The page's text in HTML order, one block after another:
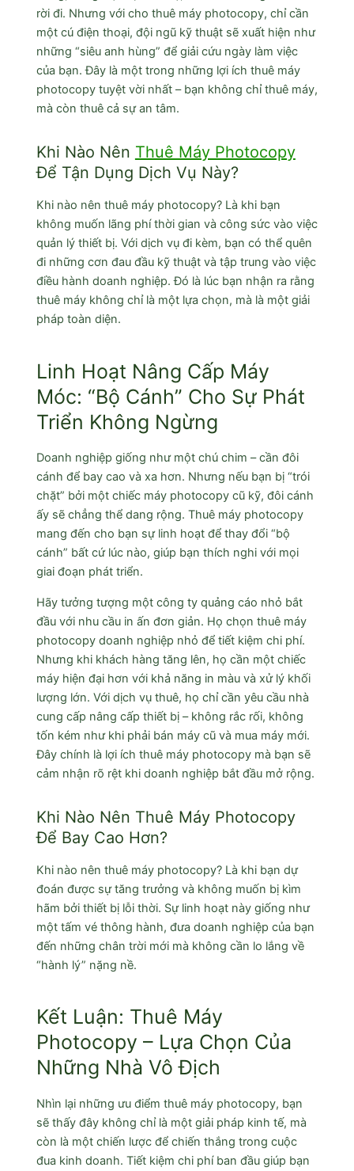
rời đi. Nhưng với cho thuê máy photocopy, chỉ cần
một cú điện thoại, đội ngũ kỹ thuật sẽ xuất hiện như
những “siêu anh hùng” để giải cứu ngày làm việc
của bạn. Đây là một trong những lợi ích thuê máy
photocopy tuyệt vời nhất – bạn không chỉ thuê máy,
mà còn thuê cả sự an tâm.
Khi Nào Nên Thuê Máy Photocopy
Để Tận Dụng Dịch Vụ Này?
Khi nào nên thuê máy photocopy? Là khi bạn
không muốn lãng phí thời gian và công sức vào việc
quản lý thiết bị. Với dịch vụ đi kèm, bạn có thể quên
đi những cơn đau đầu kỹ thuật và tập trung vào việc
điều hành doanh nghiệp. Đó là lúc bạn nhận ra rằng
thuê máy không chỉ là một lựa chọn, mà là một giải
pháp toàn diện.
Linh Hoạt Nâng Cấp Máy
Móc: “Bộ Cánh” Cho Sự Phát
Triển Không Ngừng
Doanh nghiệp giống như một chú chim – cần đôi
cánh để bay cao và xa hơn. Nhưng nếu bạn bị “trói
chặt” bởi một chiếc máy photocopy cũ kỹ, đôi cánh
ấy sẽ chẳng thể dang rộng. Thuê máy photocopy
mang đến cho bạn sự linh hoạt để thay đổi “bộ
cánh” bất cứ lúc nào, giúp bạn thích nghi với mọi
giai đoạn phát triển.
Hãy tưởng tượng một công ty quảng cáo nhỏ bắt
đầu với nhu cầu in ấn đơn giản. Họ chọn thuê máy
photocopy doanh nghiệp nhỏ để tiết kiệm chi phí.
Nhưng khi khách hàng tăng lên, họ cần một chiếc
máy hiện đại hơn với khả năng in màu và xử lý khối
lượng lớn. Với dịch vụ thuê, họ chỉ cần yêu cầu nhà
cung cấp nâng cấp thiết bị – không rắc rối, không
tốn kém như khi phải bán máy cũ và mua máy mới.
Đây chính là lợi ích thuê máy photocopy mà bạn sẽ
cảm nhận rõ rệt khi doanh nghiệp bắt đầu mở rộng.
Khi Nào Nên Thuê Máy Photocopy
Để Bay Cao Hơn?
Khi nào nên thuê máy photocopy? Là khi bạn dự
đoán được sự tăng trưởng và không muốn bị kìm
hãm bởi thiết bị lỗi thời. Sự linh hoạt này giống như
một tấm vé thông hành, đưa doanh nghiệp của bạn
đến những chân trời mới mà không cần lo lắng về
“hành lý” nặng nề.
Kết Luận: Thuê Máy
Photocopy – Lựa Chọn Của
Những Nhà Vô Địch
Nhìn lại những ưu điểm thuê máy photocopy, bạn
sẽ thấy đây không chỉ là một giải pháp kinh tế, mà
còn là một chiến lược để chiến thắng trong cuộc
đua kinh doanh. Tiết kiệm chi phí ban đầu giúp bạn